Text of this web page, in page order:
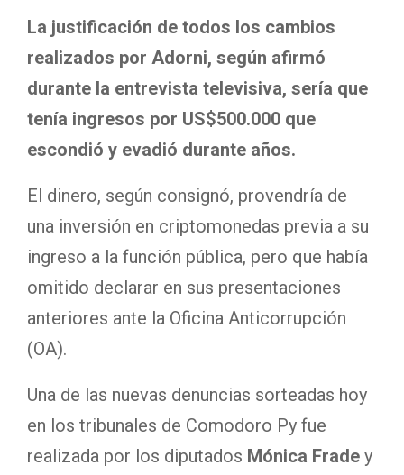
La justificación de todos los cambios
realizados por Adorni, según afirmó
durante la entrevista televisiva, sería que
tenía ingresos por US$500.000 que
escondió y evadió durante años.
El dinero, según consignó, provendría de
una inversión en criptomonedas previa a su
ingreso a la función pública, pero que había
omitido declarar en sus presentaciones
anteriores ante la Oficina Anticorrupción
(OA).
Una de las nuevas denuncias sorteadas hoy
en los tribunales de Comodoro Py fue
realizada por los diputados Mónica Frade y